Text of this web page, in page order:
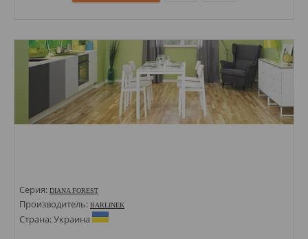
Стили:
Цвета:
Серия: DIANA FOREST
Производитель: BARLINEK
Страна: Украина